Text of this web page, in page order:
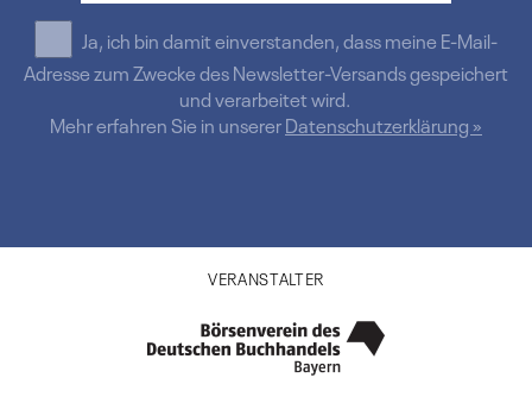
Ja, ich bin damit einverstanden, dass meine E-Mail-
Adresse zum Zwecke des Newsletter-Versands gespeichert
und verarbeitet wird.
Mehr erfahren Sie in unsererDatenschutzerklärung »
VERANSTALTER